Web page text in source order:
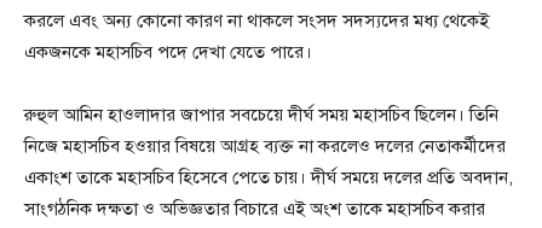
করলে এবং অন্য কোনো কারণ না থাকলে সংসদ সদস্যদের মধ্য থেকেই
একজনকে মহাসচিব পদে দেখা যেতে পারে।
রুহুল আমিন হাওলাদার জাপার সবচেয়ে দীর্ঘ সময় মহাসচিব ছিলেন। তিনি
নিজে মহাসচিব হওয়ার বিষয়ে আগ্রহ ব্যক্ত না করলেও দলের নেতাকর্মীদের
একাংশ তাকে মহাসচিব হিসেবে পেতে চায়। দীর্ঘ সময়ে দলের প্রতি অবদান,
সাংগঠনিক দক্ষতা ও অভিজ্ঞতার বিচারে এই অংশ তাকে মহাসচিব করার